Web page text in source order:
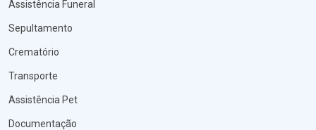
Assistência Funeral
Sepultamento
Crematório
Transporte
Assistência Pet
Documentação